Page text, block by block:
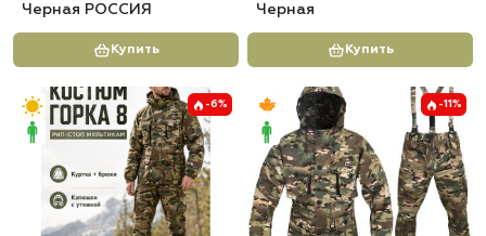
Черная РОССИЯ
Купить
Черная
Купить
-6% -11%